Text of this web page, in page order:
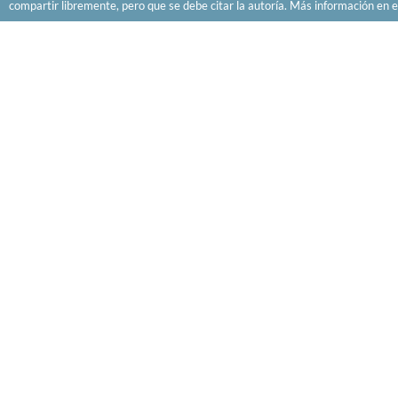
compartir libremente, pero que se debe citar la autoría. Más información en